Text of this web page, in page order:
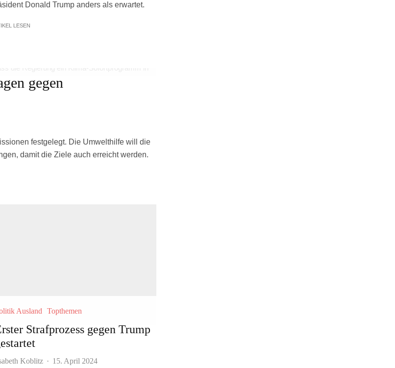
Donald Trump anders als erwartet.
LESEN
gegen
festgelegt. Die Umwelthilfe will die
damit die Ziele auch erreicht werden.
Ausland Topthemen
Strafprozess gegen Trump
Koblitz · 15. April 2024